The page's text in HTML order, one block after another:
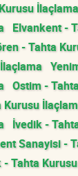
İlaçlama
Elvankent -
- Tahta
Ostim -
Kurusu
İvedik -
Sanayisi -
- Tahta